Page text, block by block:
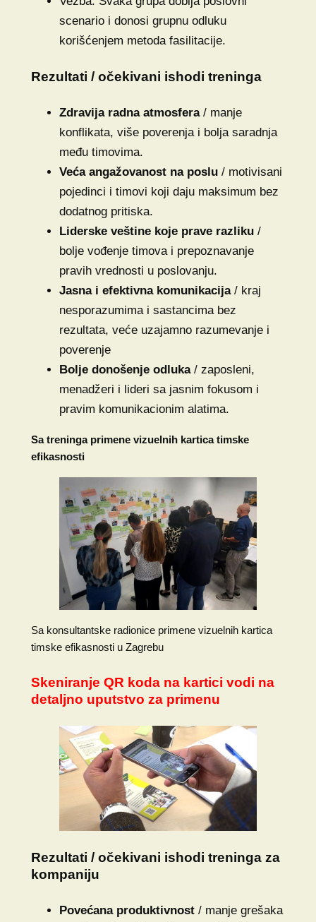
scenario i donosi grupnu odluku
korišćenjem metoda fasilitacije.
Rezultati / očekivani ishodi treninga
Zdravija radna atmosfera / manje
konflikata, više poverenja i bolja saradnja
među timovima.
Veća angažovanost na poslu/ motivisani
pojedinci i timovi koji daju maksimum bez
dodatnog pritiska.
Liderske veštine koje prave razliku/
bolje vođenje timova i prepoznavanje
pravih vrednosti u poslovanju.
Jasna i efektivna komunikacija/ kraj
nesporazumima i sastancima bez
rezultata, veće uzajamno razumevanje i
poverenje
Bolje donošenje odluka / zaposleni,
menadžeri i lideri sa jasnim fokusom i
pravim komunikacionim alatima.
Sa treninga primene vizuelnih kartica timske
efikasnosti
Sa konsultantske radionice primene vizuelnih kartica
timske efikasnosti u Zagrebu
Skeniranje QR koda na kartici vodi na
detaljno uputstvo za primenu
Rezultati / očekivani ishodi treninga za
kompaniju
Povećana produktivnost/ manje grešaka